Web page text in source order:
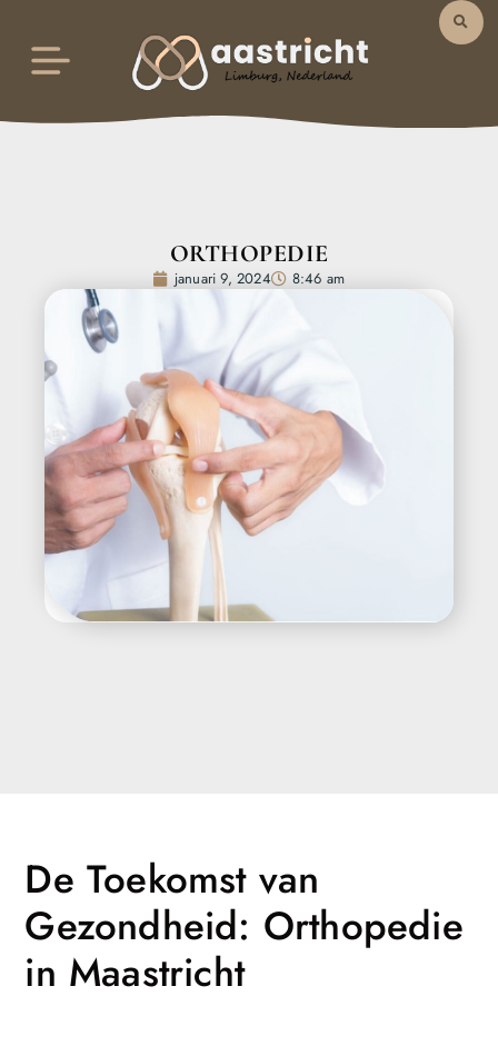
ORTHOPEDIE
januari 9, 2024 8:46 am
De Toekomst van
Gezondheid: Orthopedie
in Maastricht